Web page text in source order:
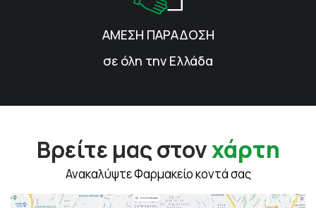
ΑΜΕΣΗ ΠΑΡΑΔΟΣΗ
σε όλη την Ελλάδα
Βρείτε μας στονχάρτη
Ανακαλύψτε Φαρμακείο κοντά σας